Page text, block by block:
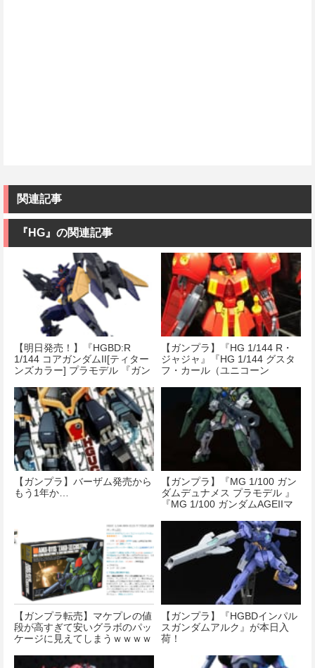
関連記事
『HG』の関連記事
【明日発売！】『HGBD:R
1/144 コアガンダムII[ティター
ンズカラー] プラモデル 『ガン
Re:RISE』』
【ガンプラ】『HG 1/144 R・
ジャジャ』『HG 1/144 グスタ
フ・カール（ユニコーン
【ガンプラ】バーザム発売から
もう1年か…
【ガンプラ】『MG 1/100 ガン
ダムデュナメス プラモデル 』
『MG 1/100 ガンダムAGEIIマ
ムザラキエル プラモデル』が
予約開始！
【ガンプラ転売】マケプレの値
段が高すぎて安いグラボのパッ
ケージに見えてしまうｗｗｗｗ
【ガンプラ】『HGBDインパル
スガンダムアルク』が本日入
荷！